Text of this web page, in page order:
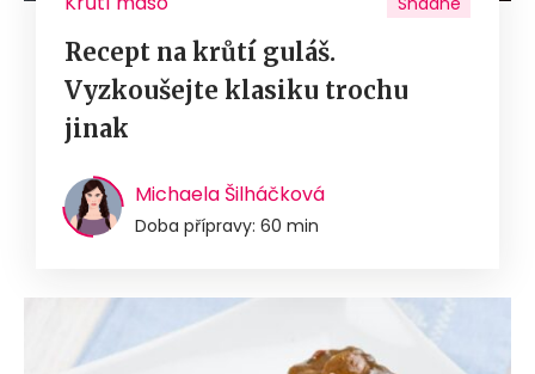
Recept na krůtí guláš.
Vyzkoušejte klasiku trochu
jinak
Michaela Šilháčková
Doba přípravy: 60 min